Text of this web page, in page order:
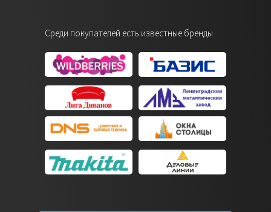
Среди покупателей есть известные бренды